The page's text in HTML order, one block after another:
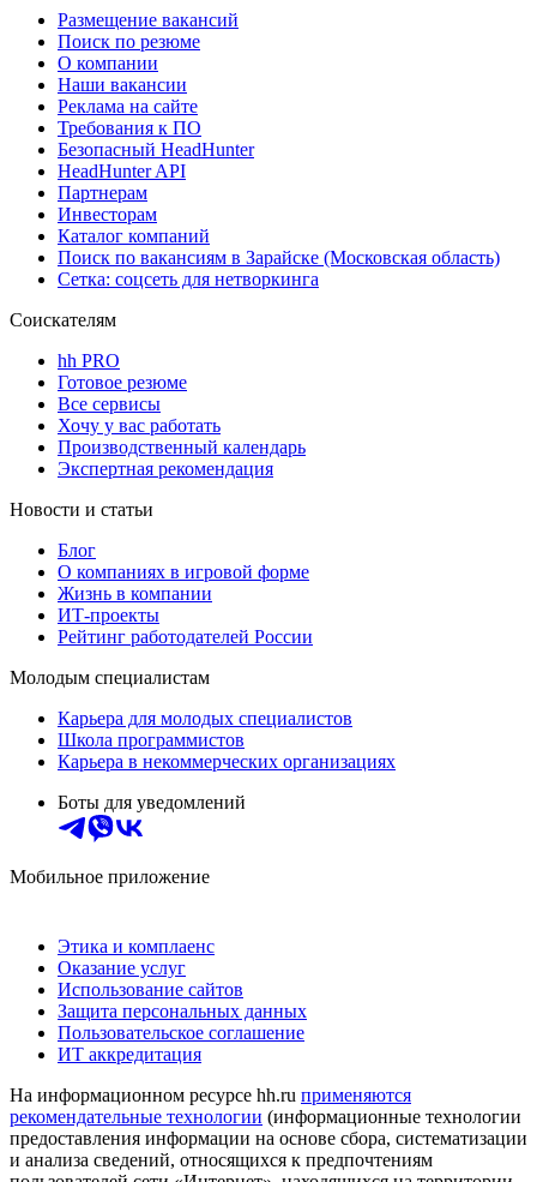
Размещение вакансий
Поиск по резюме
О компании
Наши вакансии
Реклама на сайте
Требования к ПО
Безопасный HeadHunter
HeadHunter API
Партнерам
Инвесторам
Каталог компаний
Поиск по вакансиям в Зарайске (Московская область)
Сетка: соцсеть для нетворкинга
Соискателям
hh PRO
Готовое резюме
Все сервисы
Хочу у вас работать
Производственный календарь
Экспертная рекомендация
Новости и статьи
Блог
О компаниях в игровой форме
Жизнь в компании
ИТ-проекты
Рейтинг работодателей России
Молодым специалистам
Карьера для молодых специалистов
Школа программистов
Карьера в некоммерческих организациях
Боты для уведомлений
Мобильное приложение
Этика и комплаенс
Оказание услуг
Использование сайтов
Защита персональных данных
Пользовательское соглашение
ИТ аккредитация
На информационном ресурсе hh.ru применяются
рекомендательные технологии (информационные технологии
предоставления информации на основе сбора, систематизации
и анализа сведений, относящихся к предпочтениям